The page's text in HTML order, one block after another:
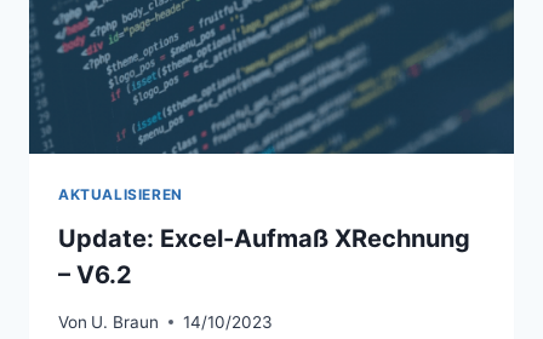
AKTUALISIEREN
Update: Excel-Aufmaß XRechnung
– V6.2
Von U. Braun 14/10/2023